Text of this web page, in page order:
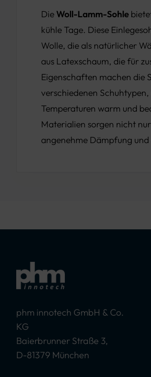
Die Woll-Lamm-Sohle
kühle Tage. Diese
Wolle, die als natürlicher
aus Latexschaum, die für
Eigenschaften machen die
verschiedenen
Temperaturen warm und
Materialien sorgen nicht
angenehme Dämpfung und
phm innotech GmbH & Co.
KG
Baierbrunner Straße 3,
D-81379 München